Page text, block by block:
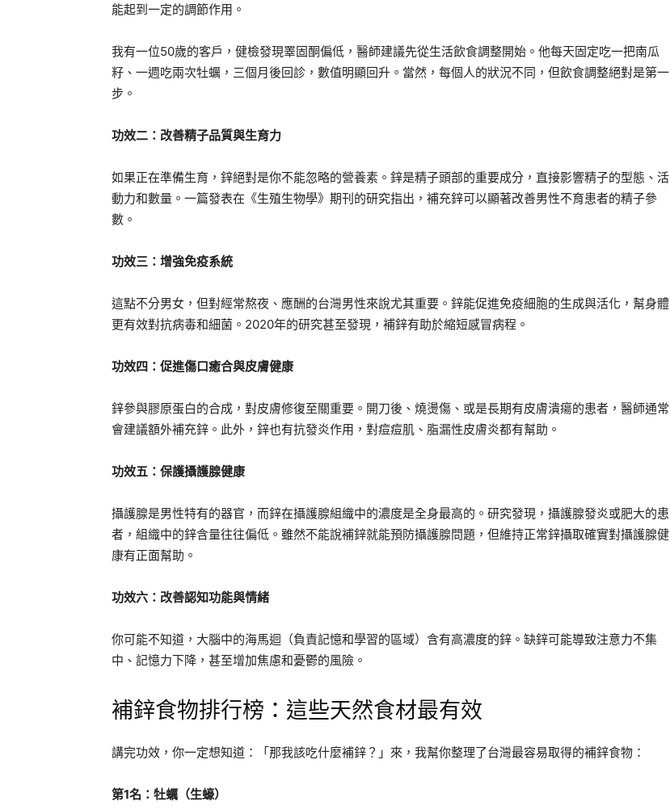
能起到一定的調節作用。
我有一位50歲的客戶，健檢發現睪固酮偏低，醫師建議先從生活飲食調整開始。他每天固定吃一把南瓜
籽、一週吃兩次牡蠣，三個月後回診，數值明顯回升。當然，每個人的狀況不同，但飲食調整絕對是第一
步。
功效二：改善精子品質與生育力
如果正在準備生育，鋅絕對是你不能忽略的營養素。鋅是精子頭部的重要成分，直接影響精子的型態、活
動力和數量。一篇發表在《生殖生物學》期刊的研究指出，補充鋅可以顯著改善男性不育患者的精子參
數。
功效三：增強免疫系統
這點不分男女，但對經常熬夜、應酬的台灣男性來說尤其重要。鋅能促進免疫細胞的生成與活化，幫身體
更有效對抗病毒和細菌。2020年的研究甚至發現，補鋅有助於縮短感冒病程。
功效四：促進傷口癒合與皮膚健康
鋅參與膠原蛋白的合成，對皮膚修復至關重要。開刀後、燒燙傷、或是長期有皮膚潰瘍的患者，醫師通常
會建議額外補充鋅。此外，鋅也有抗發炎作用，對痘痘肌、脂漏性皮膚炎都有幫助。
功效五：保護攝護腺健康
攝護腺是男性特有的器官，而鋅在攝護腺組織中的濃度是全身最高的。研究發現，攝護腺發炎或肥大的患
者，組織中的鋅含量往往偏低。雖然不能說補鋅就能預防攝護腺問題，但維持正常鋅攝取確實對攝護腺健
康有正面幫助。
功效六：改善認知功能與情緒
你可能不知道，大腦中的海馬迴（負責記憶和學習的區域）含有高濃度的鋅。缺鋅可能導致注意力不集
中、記憶力下降，甚至增加焦慮和憂鬱的風險。
補鋅食物排行榜：這些天然食材最有效
講完功效，你一定想知道：「那我該吃什麼補鋅？」來，我幫你整理了台灣最容易取得的補鋅食物：
第1名：牡蠣（生蠔）